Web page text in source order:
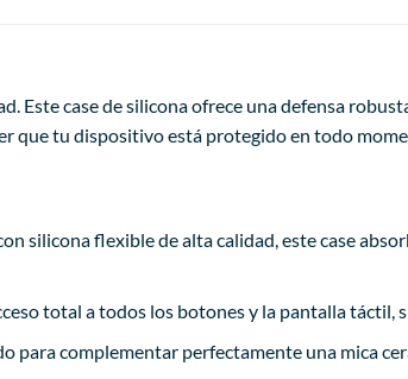
Este case de silicona ofrece una defensa
que tu dispositivo está protegido en todo
silicona flexible de alta calidad, este case
total a todos los botones y la pantalla táctil,
para complementar perfectamente una mica